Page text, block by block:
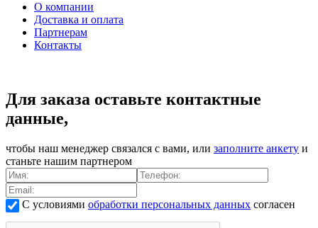
О компании
Доставка и оплата
Партнерам
Контакты
Для заказа оставьте контактные
данные,
чтобы наш менеджер связался с вами, или заполните анкету и
станьте нашим партнером
С условиями обработки персональных данных согласен